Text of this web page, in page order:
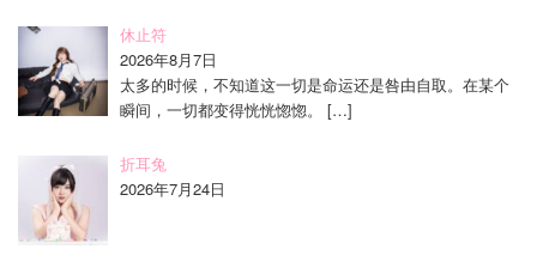
休止符
2026年8月7日
太多的时候，不知道这一切是命运还是咎由自取。在某个
瞬间，一切都变得恍恍惚惚。 […]
折耳兔
2026年7月24日